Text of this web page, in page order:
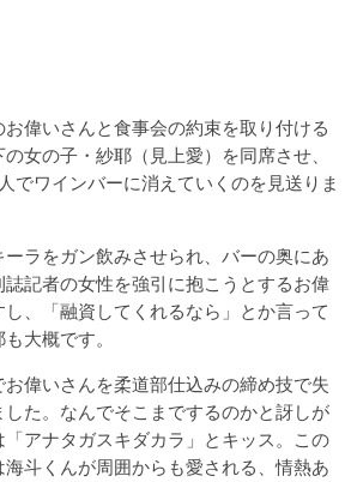
偉いさんと食事会の約束を取り付ける
女の子・紗耶（見上愛）を同席させ、
でワインバーに消えていくのを見送りま
ラをガン飲みさせられ、バーの奥にあ
誌記者の女性を強引に抱こうとするお偉
、「融資してくれるなら」とか言って
大概です。
偉いさんを柔道部仕込みの締め技で失
た。なんでそこまでするのかと訝しが
「アナタガスキダカラ」とキッス。この
斗くんが周囲からも愛される、情熱あ